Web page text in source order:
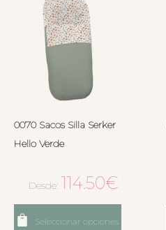
0070 Sacos Silla Serker
Hello Verde
Desde: 114.50€
Seleccionar opciones